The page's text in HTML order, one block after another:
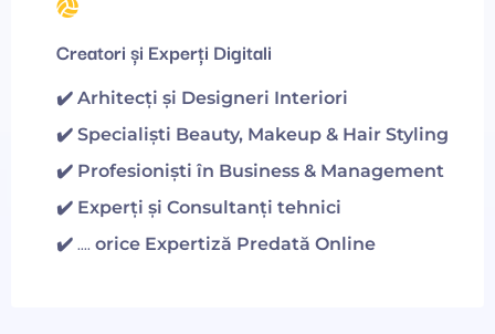
Creatori și Experți Digitali
✔️ Arhitecți și Designeri Interiori
✔️ Specialiști Beauty, Makeup & Hair Styling
✔️ Profesioniști în Business & Management
✔️ Experți și Consultanți tehnici
✔️ .... orice Expertiză Predată Online